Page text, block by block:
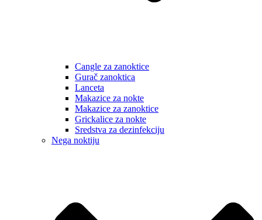
Cangle za zanoktice
Gurač zanoktica
Lanceta
Makazice za nokte
Makazice za zanoktice
Grickalice za nokte
Sredstva za dezinfekciju
Nega noktiju